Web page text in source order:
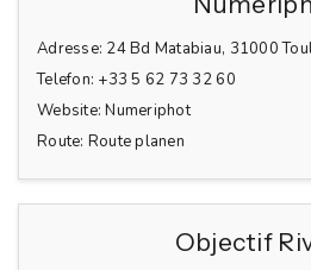
Adresse: 24 Bd Matabiau, 31000
Telefon: +33 5 62 73 32 60
Website: Numeriphot
Route: Route planen
Objectif